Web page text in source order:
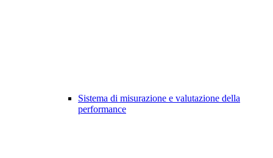
Sistema di misurazione e valutazione della
performance